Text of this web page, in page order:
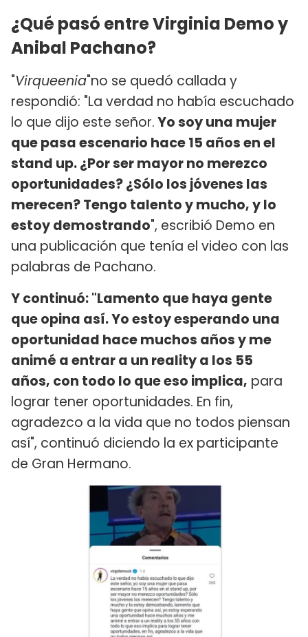
¿Qué pasó entre Virginia Demo y
Anibal Pachano?
"Virqueenia"no se quedó callada y
respondió: "La verdad no había escuchado
lo que dijo este señor.Yo soy una mujer
que pasa escenario hace 15 años en el
stand up. ¿Por ser mayor no merezco
oportunidades? ¿Sólo los jóvenes las
merecen? Tengo talento y mucho, y lo
estoy demostrando", escribió Demo en
una publicación que tenía el video con las
palabras de Pachano.
Y continuó: "Lamento que haya gente
que opina así. Yo estoy esperando una
oportunidad hace muchos años y me
animé a entrar a un reality a los 55
años, con todo lo que eso implica, para
lograr tener oportunidades. En fin,
agradezco a la vida que no todos piensan
así", continuó diciendo la ex participante
de Gran Hermano.